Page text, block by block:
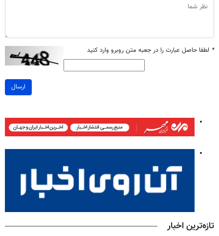
* لطفا حاصل عبارت را در جعبه متن روبرو وارد کنید
ارسال
تازه‌ترین اخبار